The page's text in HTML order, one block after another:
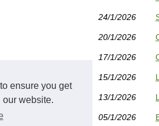
ensure you get
our website.
24/1/2026
20/1/2026
17/1/2026
15/1/2026
13/1/2026
05/1/2026